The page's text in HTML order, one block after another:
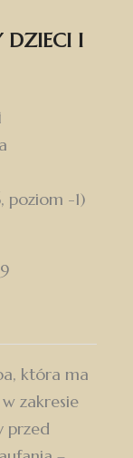
DZIECI I
poziom -1)
która ma
zakresie
przed